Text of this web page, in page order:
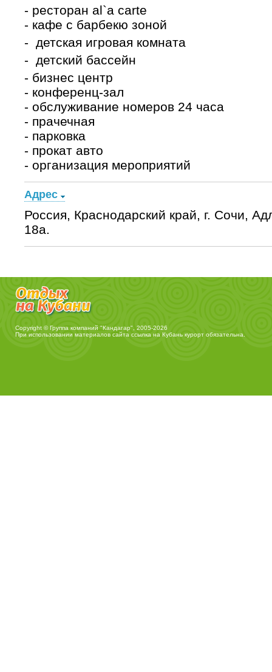
- ресторан al`a carte
- кафе с барбекю зоной
- детская игровая комната
- детский бассейн
- бизнес центр
- конференц-зал
- обслуживание номеров 24 часа
- прачечная
- парковка
- прокат авто
- организация мероприятий
Адрес
Россия, Краснодарский край, г. Сочи,
18а.
Copyright © Группа компаний "Кандагар", 2005-2026
При использовании материалов сайта ссылка на Кубань курорт обязательна.